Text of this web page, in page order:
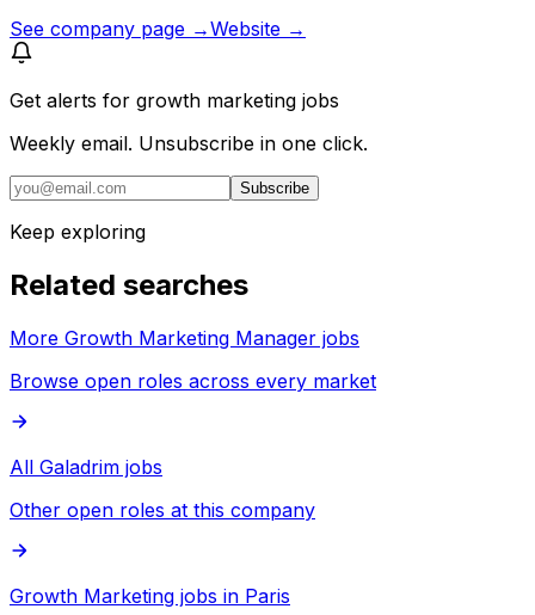
See company page →Website →
Get alerts for growth marketing jobs
Weekly email. Unsubscribe in one click.
Subscribe
Keep exploring
Related searches
More Growth Marketing Manager jobs
Browse open roles across every market
All Galadrim jobs
Other open roles at this company
Growth Marketing jobs in Paris